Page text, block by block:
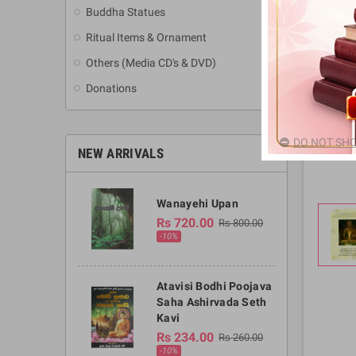
Buddha Statues
Ritual Items & Ornament
Others (Media CD's & DVD)
Donations
NEW ARRIVALS
Wanayehi Upan
Rs 720.00 Rs 800.00
-10%
Atavisi Bodhi Poojava
Saha Ashirvada Seth
Kavi
Rs 234.00 Rs 260.00
-10%
DO NOT